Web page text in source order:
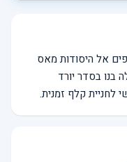
אל היסודות מאס
בנו בסדר יורד
קלף זמנית.